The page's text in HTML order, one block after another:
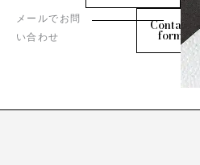
メールでお問
い合わせ
Contact
form